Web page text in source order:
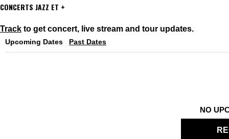
CONCERTS JAZZ ET +
Track to get concert, live stream and tour updates.
Upcoming Dates Past Dates
NO